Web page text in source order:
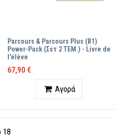
Parcours & Parcours Plus (B1)
Power-Pack (Σετ 2 TEM.) - Livre de
l'élève
67,90 €
ΠοσότηταΑγορά
18